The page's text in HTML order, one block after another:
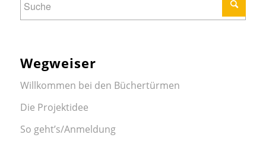
Wegweiser
Willkommen bei den Büchertürmen
Die Projektidee
So geht’s/Anmeldung